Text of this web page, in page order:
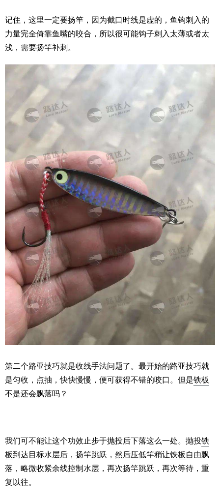
记住，这里一定要扬竿，因为截口时线是虚的，鱼钩刺入的
力量完全倚靠鱼嘴的咬合，所以很可能钩子刺入太薄或者太
浅，需要扬竿补刺。
第二个路亚技巧就是收线手法问题了。最开始的路亚技巧就
是匀收，点抽，快快慢慢，便可获得不错的咬口。但是铁板
不是还会飘落吗？
我们可不能让这个功效止步于抛投后下落这么一处。抛投铁
板到达目标水层后，扬竿跳跃，然后压低竿稍让铁板 自由飘
落，略微收紧余线控制水层，再次扬竿跳跃，再次等待，重
复以往。